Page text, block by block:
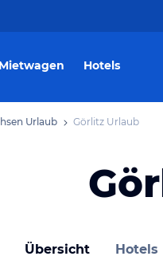
Mietwagen Hotels
Urlaub Görlitz Urlaub
Übersicht Hotels